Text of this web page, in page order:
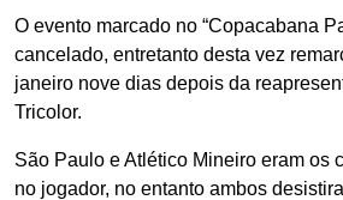
O evento marcado no “Copacabana
cancelado, entretanto desta vez
janeiro nove dias depois da
Tricolor.
São Paulo e Atlético Mineiro eram os
no jogador, no entanto ambos